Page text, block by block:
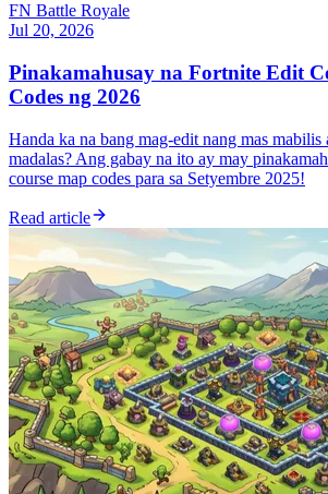
FN Battle Royale
Jul 20, 2026
Pinakamahusay na Fortnite Edit
Codes ng 2026
Handa ka na bang mag-edit nang mas mabilis
madalas? Ang gabay na ito ay may
course map codes para sa Setyembre 2025!
Read article